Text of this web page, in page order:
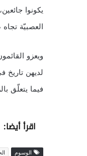
يكونوا
العصبيّة
ويعزو
لديهن تاريخ
فيما يتعلّق
اقرأ أيضا:
الوسوم